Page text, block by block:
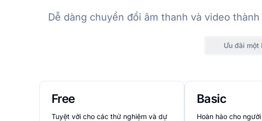
Dễ dàng chuyển đổi âm thanh và video
Ưu đãi một
Free
Tuyệt vời cho các thử nghiệm và dự
Basic
Hoàn hảo cho